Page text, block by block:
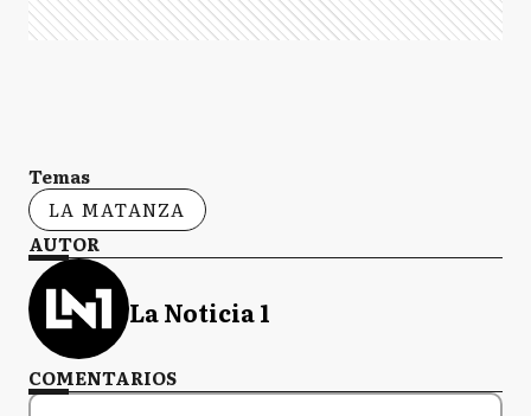
Temas
LA MATANZA
AUTOR
La Noticia 1
COMENTARIOS